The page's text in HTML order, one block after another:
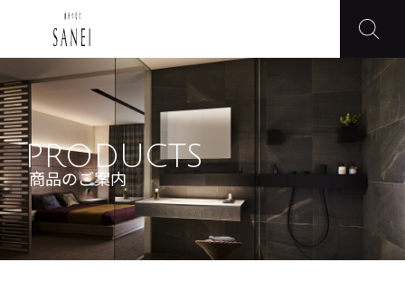
PRODUCTS
商品のご案内